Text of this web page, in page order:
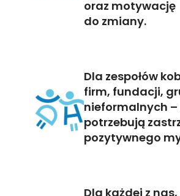
oraz motywację
do zmiany.
Dla zespołów
firm, fundacji,
nieformalnych –
potrzebują
pozytywnego
Dla każdej z nas,